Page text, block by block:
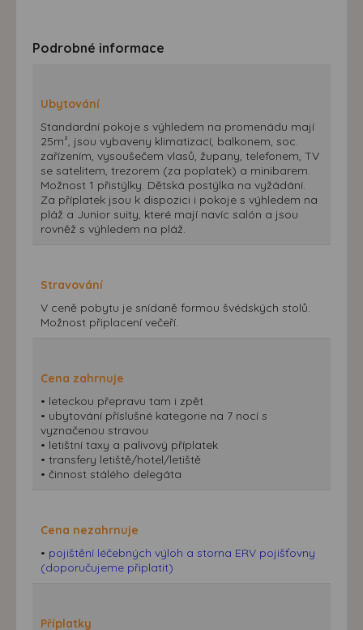
Podrobné informace
Ubytování
Standardní pokoje s výhledem na promenádu mají
25m², jsou vybaveny klimatizací, balkonem, soc.
zařízením, vysoušečem vlasů, župany, telefonem, TV
se satelitem, trezorem (za poplatek) a minibarem.
Možnost 1 přistýlky. Dětská postýlka na vyžádání.
Za příplatek jsou k dispozici i pokoje s výhledem na
pláž a Junior suity, které mají navíc salón a jsou
rovněž s výhledem na pláž.
Stravování
V ceně pobytu je snídaně formou švédských stolů.
Možnost připlacení večeří.
Cena zahrnuje
• leteckou přepravu tam i zpět
• ubytování příslušné kategorie na 7 nocí s
vyznačenou stravou
• letištní taxy a palivový příplatek
• transfery letiště/hotel/letiště
• činnost stálého delegáta
Cena nezahrnuje
• pojištění léčebných výloh a storna ERV pojišťovny
(doporučujeme připlatit)
Příplatky